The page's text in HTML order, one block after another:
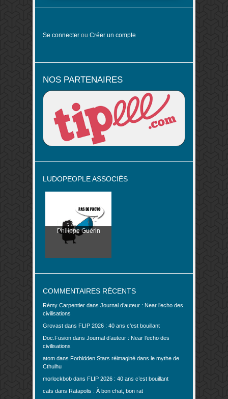
Se connecter ou Créer un compte
NOS PARTENAIRES
LUDOPEOPLE ASSOCIÉS
Philippe Guérin
COMMENTAIRES RÉCENTS
Rémy Carpentier dans Journal d’auteur : Near l’echo des
civilisations
Grovast dans FLIP 2026 : 40 ans c’est bouillant
Doc.Fusion dans Journal d’auteur : Near l’echo des
civilisations
atom dans Forbidden Stars réimaginé dans le mythe de
Cthulhu
morlockbob dans FLIP 2026 : 40 ans c’est bouillant
cats dans Ratapolis : À bon chat, bon rat